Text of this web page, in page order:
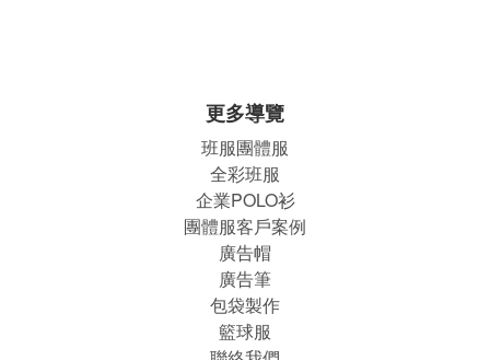
更多導覽
班服團體服
全彩班服
企業POLO衫
團體服客戶案例
廣告帽
廣告筆
包袋製作
籃球服